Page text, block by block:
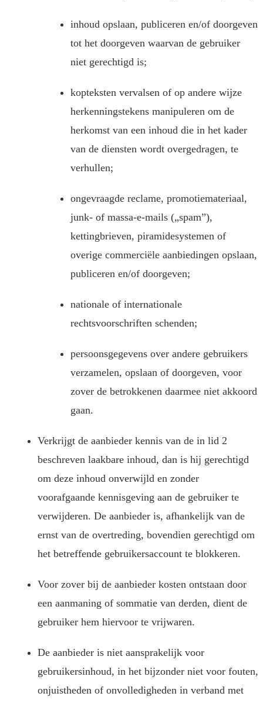
inhoud opslaan, publiceren en/of doorgeven
tot het doorgeven waarvan de gebruiker
niet gerechtigd is;
kopteksten vervalsen of op andere wijze
herkenningstekens manipuleren om de
herkomst van een inhoud die in het kader
van de diensten wordt overgedragen, te
verhullen;
ongevraagde reclame, promotiemateriaal,
junk- of massa-e-mails („spam”),
kettingbrieven, piramidesystemen of
overige commerciële aanbiedingen opslaan,
publiceren en/of doorgeven;
nationale of internationale
rechtsvoorschriften schenden;
persoonsgegevens over andere gebruikers
verzamelen, opslaan of doorgeven, voor
zover de betrokkenen daarmee niet akkoord
gaan.
Verkrijgt de aanbieder kennis van de in lid 2
beschreven laakbare inhoud, dan is hij gerechtigd
om deze inhoud onverwijld en zonder
voorafgaande kennisgeving aan de gebruiker te
verwijderen. De aanbieder is, afhankelijk van de
ernst van de overtreding, bovendien gerechtigd om
het betreffende gebruikersaccount te blokkeren.
Voor zover bij de aanbieder kosten ontstaan door
een aanmaning of sommatie van derden, dient de
gebruiker hem hiervoor te vrijwaren.
De aanbieder is niet aansprakelijk voor
gebruikersinhoud, in het bijzonder niet voor fouten,
onjuistheden of onvolledigheden in verband met